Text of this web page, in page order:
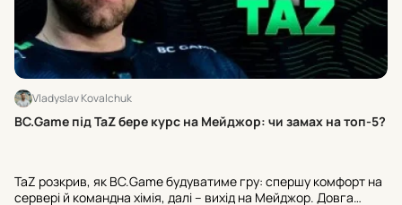
Vladyslav Kovalchuk
BC.Game під TaZ бере курс на Мейджор: чи замах на топ-5?
TaZ розкрив, як BC.Game будуватиме гру: спершу комфорт на
сервері й командна хімія, далі – вихід на Мейджор. Довга